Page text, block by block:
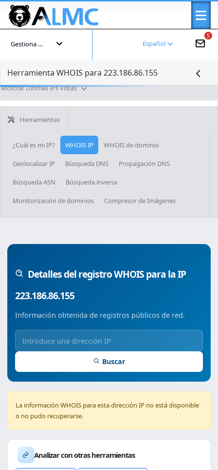
5
Español
Gestiona tu cuenta
Herramienta WHOIS para 223.186.86.155
Mostrar Últimas IPs Vistas
Herramientas
¿Cuál es mi IP? WHOIS IP WHOIS de dominio
Geolocalizar IP Búsqueda DNS Propagación DNS
Búsqueda ASN Búsqueda inversa
Monitorización de dominios Compresor de Imágenes
Detalles del registro WHOIS para la IP
223.186.86.155
Información obtenida de registros públicos de red.
Buscar
La información WHOIS para esta dirección IP no está disponible
o no pudo recuperarse.
Analizar con otras herramientas